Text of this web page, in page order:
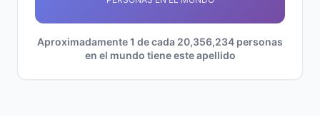
Aproximadamente 1 de cada 20,356,234 personas
en el mundo tiene este apellido